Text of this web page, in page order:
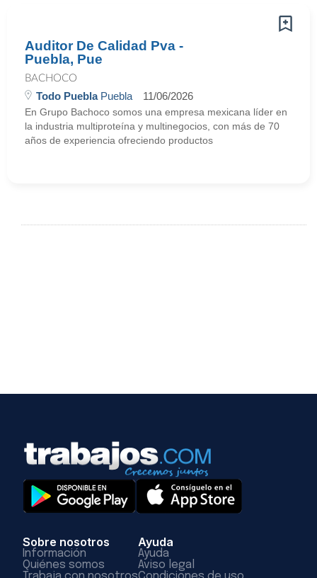
Auditor De Calidad Pva -
Puebla, Pue
BACHOCO
Todo PueblaPuebla 11/06/2026
En Grupo Bachoco somos una empresa mexicana líder en
la industria multiproteína y multinegocios, con más de 70
años de experiencia ofreciendo productos
Sobre nosotros
Información
Quiénes somos
Ayuda
Ayuda
Aviso legal